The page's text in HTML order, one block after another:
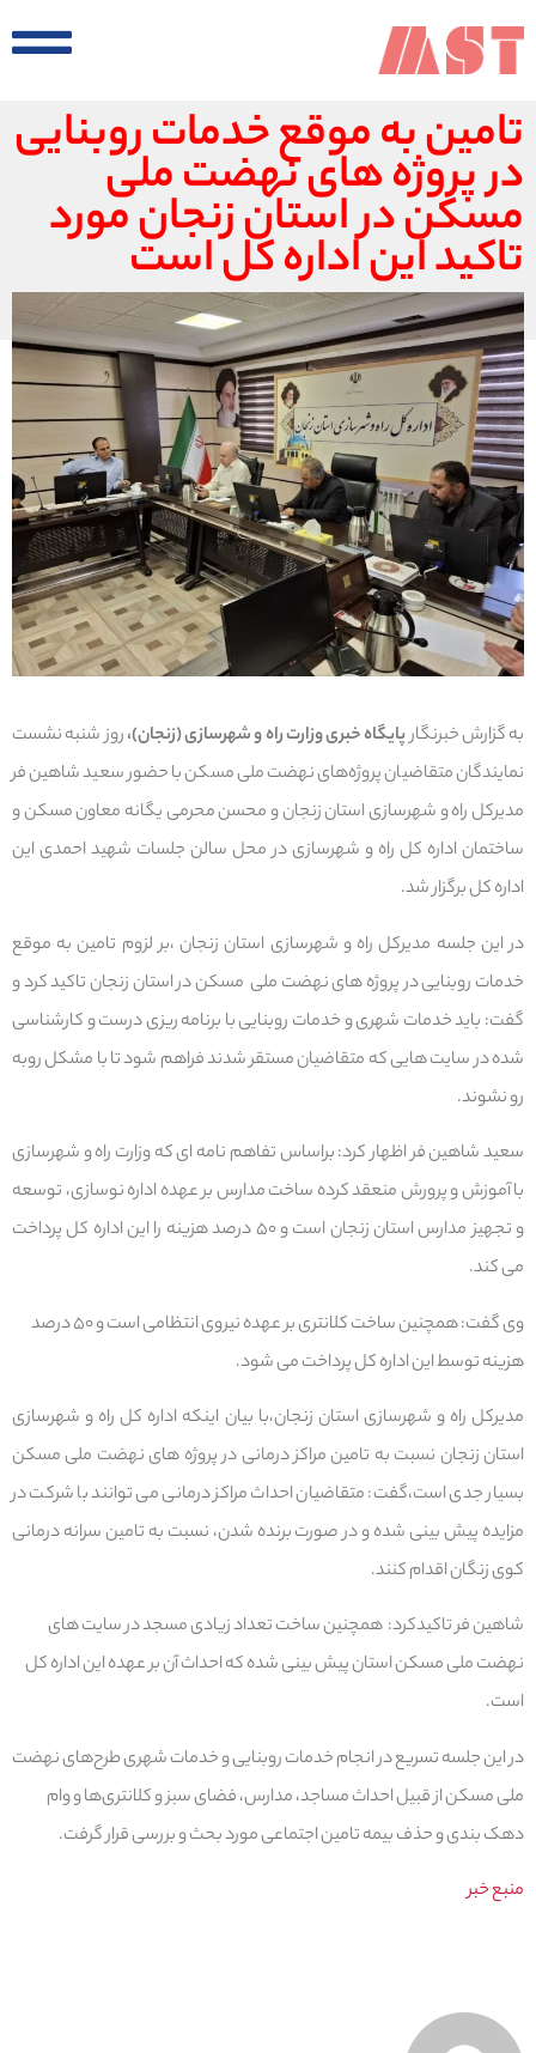
تامین به موقع خدمات روبنایی
در پروژه های نهضت ملی
مسکن در استان زنجان مورد
تاکید این اداره کل است
به گزارش خبرنگارپایگاه خبری وزارت راه و شهرسازی (زنجان)،روز شنبه نشست
نمایندگان متقاضیان پروژه‌های نهضت ملی مسکن با حضور سعید شاهین فر
مدیرکل راه و شهرسازی استان زنجان و محسن محرمی یگانه معاون مسکن و
ساختمان اداره کل راه و شهرسازی در محل سالن جلسات شهید احمدی این
اداره کل برگزار شد.
در این جلسه مدیرکل راه و شهرسازی استان زنجان ،بر لزوم تامین به موقع
خدمات روبنایی در پروژه های نهضت ملی مسکن در استان زنجان تاکید کرد و
گفت: باید خدمات شهری و خدمات روبنایی با برنامه ریزی درست و کارشناسی
شده در سایت هایی که متقاضیان مستقر شدند فراهم شود تا با مشکل روبه
رو نشوند.
سعید شاهین فر اظهار کرد: براساس تفاهم نامه ای که وزارت راه و شهرسازی
با آموزش و پرورش منعقد کرده ساخت مدارس بر عهده اداره نوسازی، توسعه
و تجهیز مدارس استان زنجان است و ۵۰ درصد هزینه را این اداره کل پرداخت
می کند.
وی گفت: همچنین ساخت کلانتری بر عهده نیروی انتظامی است و ۵۰ درصد
هزینه توسط این اداره کل پرداخت می شود.
مدیرکل راه و شهرسازی استان زنجان،با بیان اینکه اداره کل راه و شهرسازی
استان زنجان نسبت به تامین مراکز درمانی در پروژه های نهضت ملی مسکن
بسیار جدی است،گفت: متقاضیان احداث مراکز درمانی می توانند با شرکت در
مزایده پیش بینی شده و در صورت برنده شدن، نسبت به تامین سرانه درمانی
کوی زنگان اقدام کنند.
شاهین فر تاکیدکرد: همچنین ساخت تعداد زیادی مسجد در سایت های
نهضت ملی مسکن استان پیش بینی شده که احداث آن بر عهده این اداره کل
است.
در این جلسه تسریع در انجام خدمات روبنایی و خدمات شهری طرح‌های نهضت
ملی مسکن از قبیل احداث مساجد، مدارس، فضای سبز و کلانتری‌ها و وام
دهک بندی و حذف بیمه تامین اجتماعی مورد بحث و بررسی قرار گرفت.
منبع خبر